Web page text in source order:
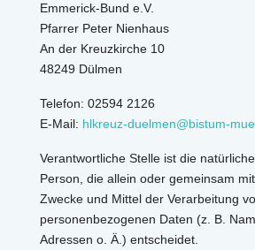
Emmerick-Bund e.V.
Pfarrer Peter Nienhaus
An der Kreuzkirche 10
48249 Dülmen
Telefon: 02594 2126
E-Mail: hlkreuz-duelmen@bistum-
Verantwortliche Stelle ist die
Person, die allein oder gemeinsam
Zwecke und Mittel der Verarbeitung
personenbezogenen Daten (z. B.
Adressen o. Ä.) entscheidet.